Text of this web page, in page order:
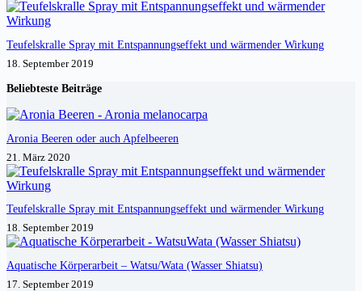
Teufelskralle Spray mit Entspannungseffekt und wärmender Wirkung
18. September 2019
Beliebteste Beiträge
Aronia Beeren oder auch Apfelbeeren
21. März 2020
Teufelskralle Spray mit Entspannungseffekt und wärmender Wirkung
18. September 2019
Aquatische Körperarbeit – Watsu/Wata (Wasser Shiatsu)
17. September 2019